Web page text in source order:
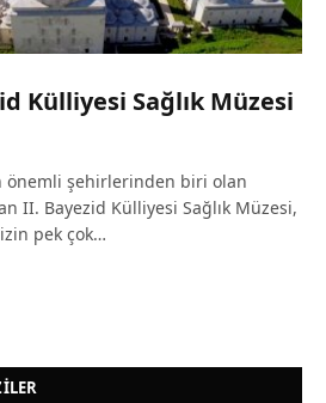
Külliyesi Sağlık Müzesi
önemli şehirlerinden biri olan
II. Bayezid Külliyesi Sağlık Müzesi,
pek çok…